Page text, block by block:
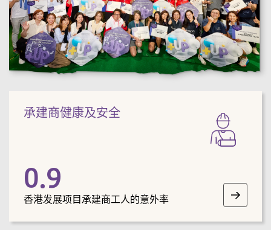
承建商健康及安全
0.9
香港发展项目承建商工人的意外率